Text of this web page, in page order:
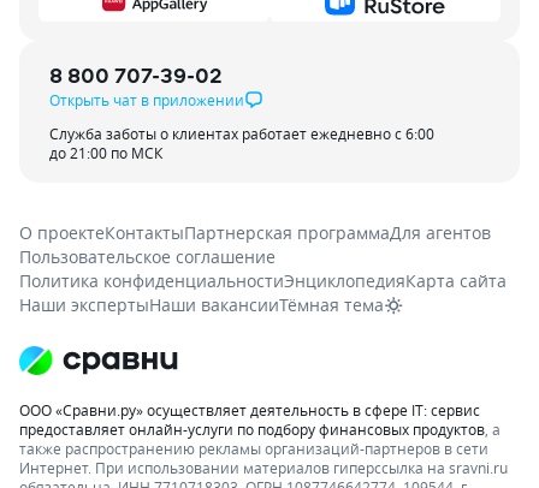
8 800 707-39-02
Открыть чат в приложении
Служба заботы о клиентах работает ежедневно с 6:00
до 21:00 по МСК
О проектеКонтактыПартнерская программаДля агентов
Пользовательское соглашение
Политика конфиденциальностиЭнциклопедияКарта сайта
Наши экспертыНаши вакансииТёмная тема
ООО «Сравни.ру» осуществляет деятельность в сфере IT: сервис
предоставляет онлайн-услуги по подбору финансовых продуктов, а
также распространению рекламы организаций-партнеров в сети
Интернет. При использовании материалов гиперссылка на sravni.ru